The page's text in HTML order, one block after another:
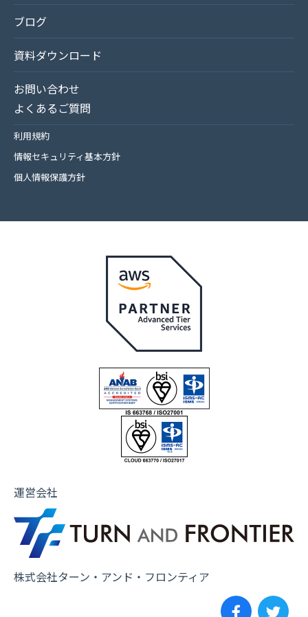
ブログ
資料ダウンロード
お問い合わせ
よくあるご質問
利用規約
情報セキュリティ基本方針
個人情報保護方針
運営会社
株式会社ターン・アンド・フロンティア